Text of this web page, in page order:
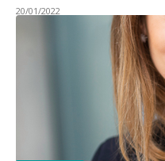
20/01/2022